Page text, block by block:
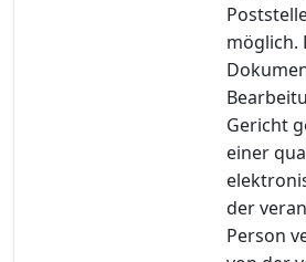
möglich.
Gericht
einer
der
Person